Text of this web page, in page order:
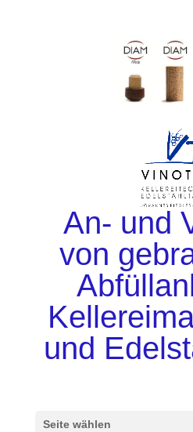
An- und
von
und
Seite wählen